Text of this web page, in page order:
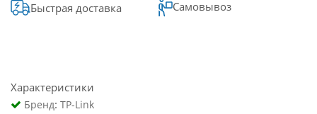
Быстрая доставка Самовывоз
Характеристики
Бренд: TP-Link